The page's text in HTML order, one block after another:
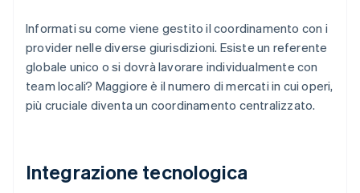
Informati su come viene gestito il coordinamento con i
provider nelle diverse giurisdizioni. Esiste un referente
globale unico o si dovrà lavorare individualmente con
team locali? Maggiore è il numero di mercati in cui operi,
più cruciale diventa un coordinamento centralizzato.
Integrazione tecnologica